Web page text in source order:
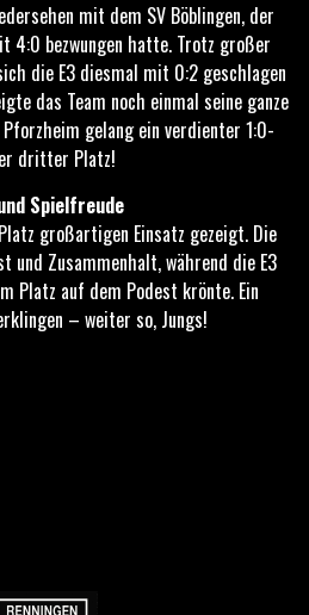
mit dem SV Böblingen, der
4:0 bezwungen hatte. Trotz großer
die E3 diesmal mit 0:2 geschlagen
das Team noch einmal seine ganze
gelang ein verdienter 1:0-
dritter Platz!
Spielfreude
großartigen Einsatz gezeigt. Die
und Zusammenhalt, während die E3
auf dem Podest krönte. Ein
– weiter so, Jungs!